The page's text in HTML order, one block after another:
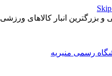
بزرگترین انبار کالاهای ورزشی